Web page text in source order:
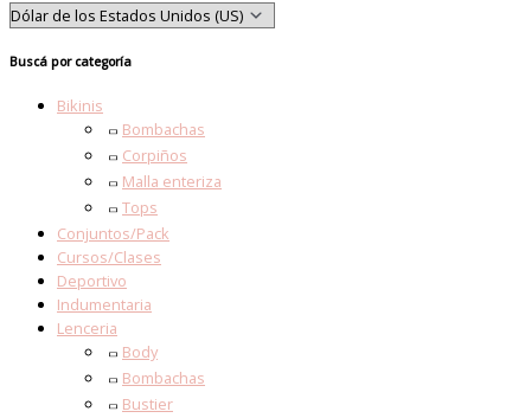
Buscá por categoría
Bikinis
Bombachas
Corpiños
Malla enteriza
Tops
Conjuntos/Pack
Cursos/Clases
Deportivo
Indumentaria
Lenceria
Body
Bombachas
Bustier